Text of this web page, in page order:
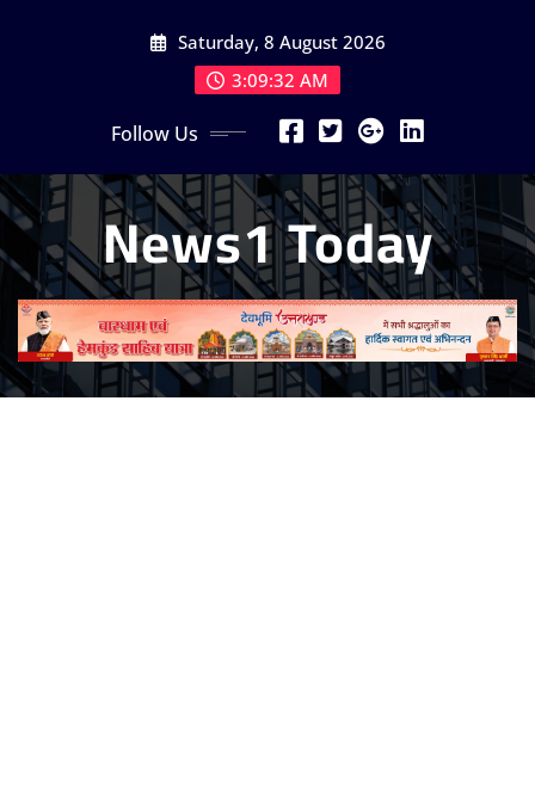
Saturday, 8 August 2026
3:09:33 AM
Follow Us
News1 Today